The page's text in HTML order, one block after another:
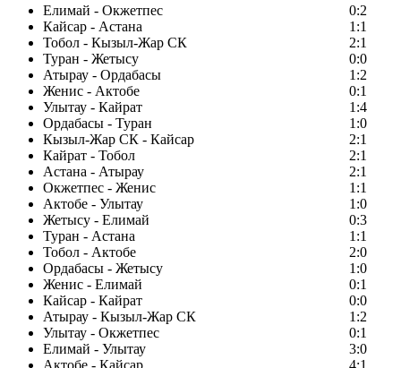
Елимай - Окжетпес
0:2
Кайсар - Астана
1:1
Тобол - Кызыл-Жар СК
2:1
Туран - Жетысу
0:0
Атырау - Ордабасы
1:2
Женис - Актобе
0:1
Улытау - Кайрат
1:4
Ордабасы - Туран
1:0
Кызыл-Жар СК - Кайсар
2:1
Кайрат - Тобол
2:1
Астана - Атырау
2:1
Окжетпес - Женис
1:1
Актобе - Улытау
1:0
Жетысу - Елимай
0:3
Туран - Астана
1:1
Тобол - Актобе
2:0
Ордабасы - Жетысу
1:0
Женис - Елимай
0:1
Кайсар - Кайрат
0:0
Атырау - Кызыл-Жар СК
1:2
Улытау - Окжетпес
0:1
Елимай - Улытау
3:0